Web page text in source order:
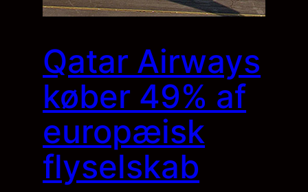
Qatar Airways
køber 49% af
europæisk
flyselskab